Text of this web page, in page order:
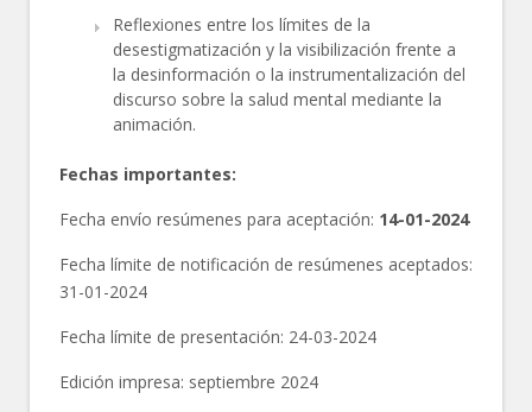
Reflexiones entre los límites de la
desestigmatización y la visibilización frente a
la desinformación o la instrumentalización del
discurso sobre la salud mental mediante la
animación.
Fechas importantes:
Fecha envío resúmenes para aceptación: 14-01-2024
Fecha límite de notificación de resúmenes aceptados:
31-01-2024
Fecha límite de presentación: 24-03-2024
Edición impresa: septiembre 2024